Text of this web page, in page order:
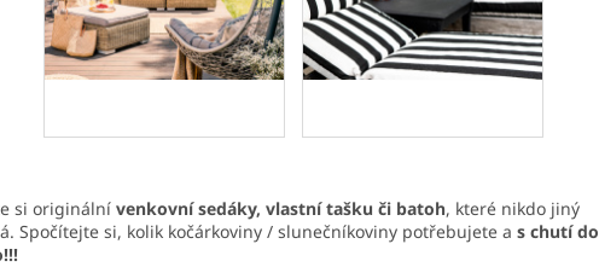
si originální venkovní sedáky, vlastní tašku či batoh, které nikdo jiný
Spočítejte si, kolik kočárkoviny / slunečníkoviny potřebujete a s chutí do